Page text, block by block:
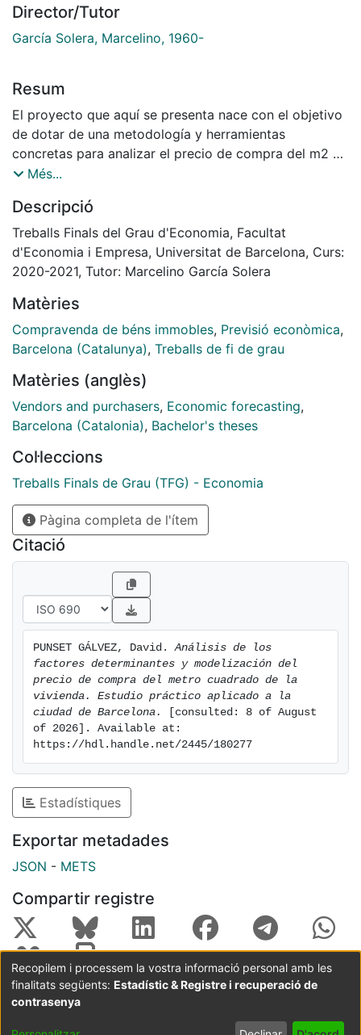
Director/Tutor
García Solera, Marcelino, 1960-
Resum
El proyecto que aquí se presenta nace con el objetivo
de dotar de una metodología y herramientas
concretas para analizar el precio de compra del m2 y
su posterior modelización para cualquier área y
partir de los anuncios publicados en un portal
inmobiliario (Idealista) extrayendo dicha información
mediante la técnica de web scraping para crear
nuestra propia base de datos desde cero, por así
transformaciones para dotar de datos un análisis
descriptivo exhaustivo y una posterior modelización.
En nuestro caso, efectuaremos el caso práctico sobre
todo el proceso citado.
Més...
Descripció
Treballs Finals del Grau d'Economia, Facultat
d'Economia i Empresa, Universitat de Barcelona, Curs:
2020-2021, Tutor: Marcelino García Solera
Matèries
Compravenda de béns immobles, Previsió econòmica,
Barcelona (Catalunya), Treballs de fi de grau
Matèries (anglès)
Vendors and purchasers, Economic forecasting,
Barcelona (Catalonia), Bachelor's theses
Col·leccions
Treballs Finals de Grau (TFG) - Economia
Pàgina completa de l'ítem
Citació
PUNSET GÁLVEZ, David. Análisis de los
factores determinantes y modelización del
precio de compra del metro cuadrado de la
vivienda. Estudio práctico aplicado a la
ciudad de Barcelona.
[consulted: 8 of August
of 2026]. Available at:
https://hdl.handle.net/2445/180277
Estadístiques
Exportar metadades
JSON - METS
Compartir registre
Coordinació:CRAI UB
Recopilem i processem la vostra informació personal amb les
finalitats següents: Estadístic & Registre i recuperació de
contrasenya